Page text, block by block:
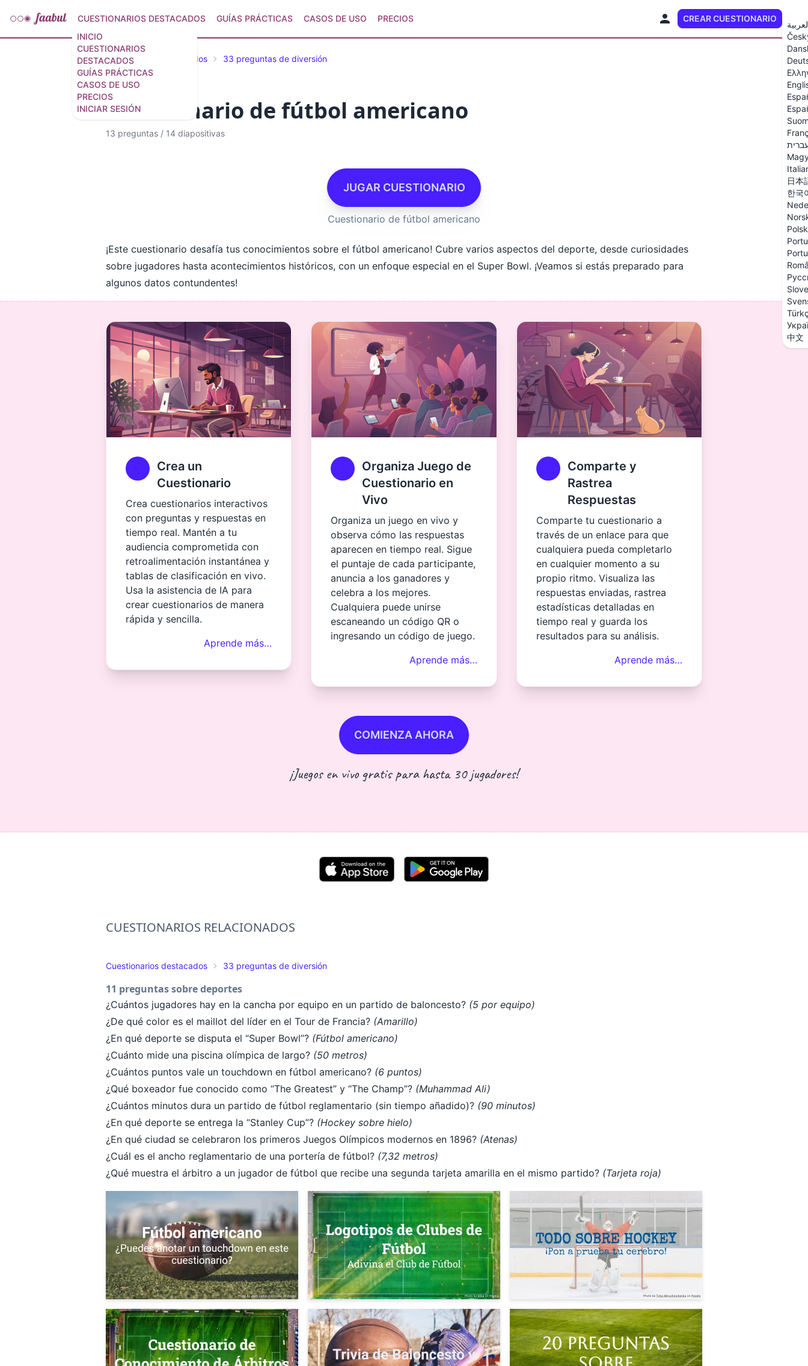
INICIO
CUESTIONARIOS
DESTACADOS
GUÍAS PRÁCTICAS
CASOS DE USO
PRECIOS
INICIAR SESIÓN
CUESTIONARIOS DESTACADOS GUÍAS PRÁCTICAS CASOS DE USO PRECIOS CREAR CUESTIONARIO
日本
한국
中文
Cuestionarios destacados 33 preguntas de diversión
Cuestionario de fútbol americano
13 preguntas / 14 diapositivas
JUGAR CUESTIONARIO
Cuestionario de fútbol americano
¡Este cuestionario desafía tus conocimientos sobre el fútbol americano! Cubre varios aspectos del deporte, desde curiosidades
sobre jugadores hasta acontecimientos históricos, con un enfoque especial en el Super Bowl. ¡Veamos si estás preparado para
algunos datos contundentes!
Crea un
Cuestionario
Crea cuestionarios interactivos
con preguntas y respuestas en
tiempo real. Mantén a tu
audiencia comprometida con
retroalimentación instantánea y
tablas de clasificación en vivo.
Usa la asistencia de IA para
crear cuestionarios de manera
rápida y sencilla.
Aprende más…
Organiza Juego de
Cuestionario en
Vivo
Organiza un juego en vivo y
observa cómo las respuestas
aparecen en tiempo real. Sigue
el puntaje de cada participante,
anuncia a los ganadores y
celebra a los mejores.
Cualquiera puede unirse
escaneando un código QR o
ingresando un código de juego.
Aprende más…
Comparte y
Rastrea
Respuestas
Comparte tu cuestionario a
través de un enlace para que
cualquiera pueda completarlo
en cualquier momento a su
propio ritmo. Visualiza las
respuestas enviadas, rastrea
estadísticas detalladas en
tiempo real y guarda los
resultados para su análisis.
Aprende más…
COMIENZA AHORA
¡Juegos en vivo gratis para hasta 30 jugadores!
CUESTIONARIOS RELACIONADOS
Cuestionarios destacados 33 preguntas de diversión
11 preguntas sobre deportes
¿Cuántos jugadores hay en la cancha por equipo en un partido de baloncesto? (5 por equipo)
¿De qué color es el maillot del líder en el Tour de Francia? (Amarillo)
¿En qué deporte se disputa el “Super Bowl”? (Fútbol americano)
¿Cuánto mide una piscina olímpica de largo? (50 metros)
¿Cuántos puntos vale un touchdown en fútbol americano? (6 puntos)
¿Qué boxeador fue conocido como “The Greatest” y “The Champ”? (Muhammad Ali)
¿Cuántos minutos dura un partido de fútbol reglamentario (sin tiempo añadido)? (90 minutos)
¿En qué deporte se entrega la “Stanley Cup”? (Hockey sobre hielo)
¿En qué ciudad se celebraron los primeros Juegos Olímpicos modernos en 1896? (Atenas)
¿Cuál es el ancho reglamentario de una portería de fútbol? (7,32 metros)
¿Qué muestra el árbitro a un jugador de fútbol que recibe una segunda tarjeta amarilla en el mismo partido? (Tarjeta roja)